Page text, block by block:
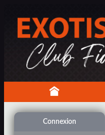
Connexion